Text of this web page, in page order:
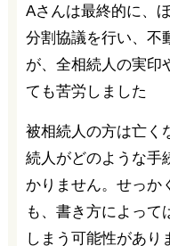
Aさんは最終的に、
分割協議を行い、不
が、全相続人の実印
ても苦労しました
被相続人の方は亡く
続人がどのような手
かりません。せっか
も、書き方によって
しまう可能性があり